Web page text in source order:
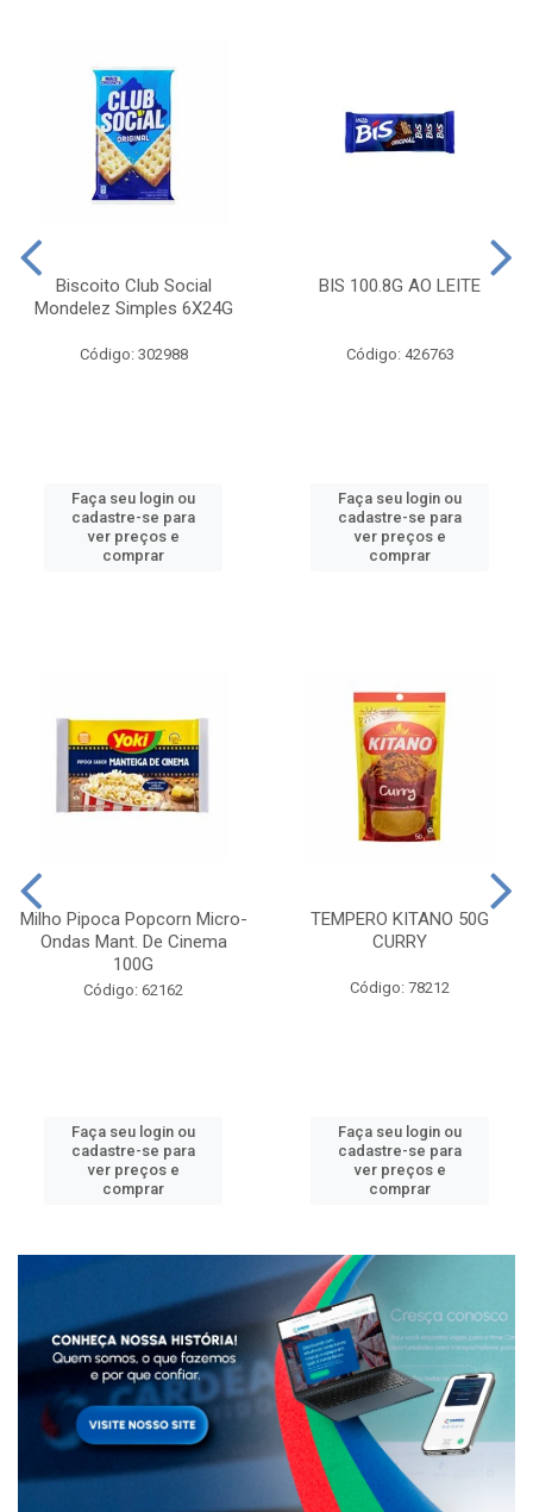
Biscoito Club Social
Mondelez Simples 6X24G
Código: 302988
Faça seu login ou
cadastre-se para
ver preços e
comprar
BIS 100.8G AO LEITE
Código: 426763
Faça seu login ou
cadastre-se para
ver preços e
comprar
Milho Pipoca Popcorn Micro-
Ondas Mant. De Cinema
100G
Código: 62162
Faça seu login ou
cadastre-se para
ver preços e
comprar
TEMPERO KITANO 50G
CURRY
Código: 78212
Faça seu login ou
cadastre-se para
ver preços e
comprar